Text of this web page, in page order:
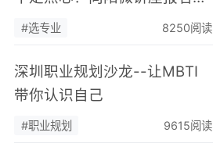
ING！
#选专业 8250阅读
深圳职业规划沙龙--让MBTI
带你认识自己
#职业规划 9615阅读